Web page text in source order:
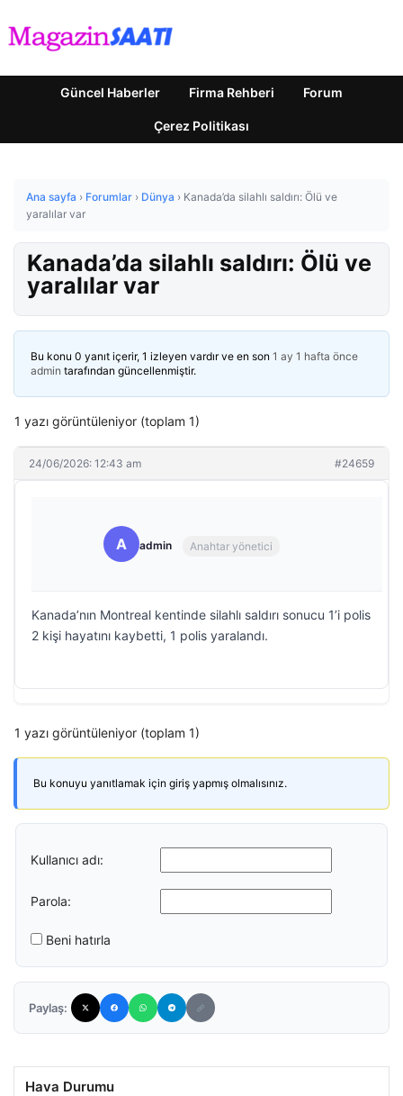
Güncel Haberler Firma Rehberi Forum
Çerez Politikası
Ana sayfa › Forumlar › Dünya › Kanada’da silahlı saldırı: Ölü ve
yaralılar var
Kanada’da silahlı saldırı: Ölü ve
yaralılar var
Bu konu 0 yanıt içerir, 1 izleyen vardır ve en son 1 ay 1 hafta önce
admin tarafından güncellenmiştir.
1 yazı görüntüleniyor (toplam 1)
24/06/2026: 12:43 am #24659
A admin Anahtar yönetici
Kanada’nın Montreal kentinde silahlı saldırı sonucu 1’i polis
2 kişi hayatını kaybetti, 1 polis yaralandı.
1 yazı görüntüleniyor (toplam 1)
Bu konuyu yanıtlamak için giriş yapmış olmalısınız.
Kullanıcı adı:
Parola:
Beni hatırla
Paylaş:
Hava Durumu